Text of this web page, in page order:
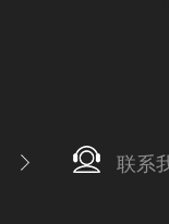
联系